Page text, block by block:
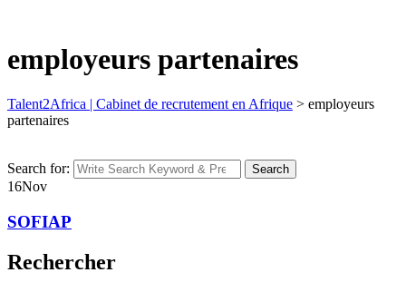
employeurs partenaires
Talent2Africa | Cabinet de recrutement en Afrique > employeurs
partenaires
Search for: Search
16Nov
SOFIAP
Rechercher